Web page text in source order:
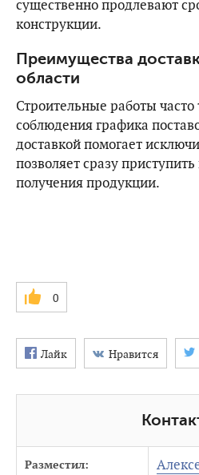
существенно продлевают
конструкции.
Преимущества
области
Строительные работы часто
соблюдения графика
доставкой помогает
позволяет сразу
получения продукции.
0
Лайк Нравится
Разместил: